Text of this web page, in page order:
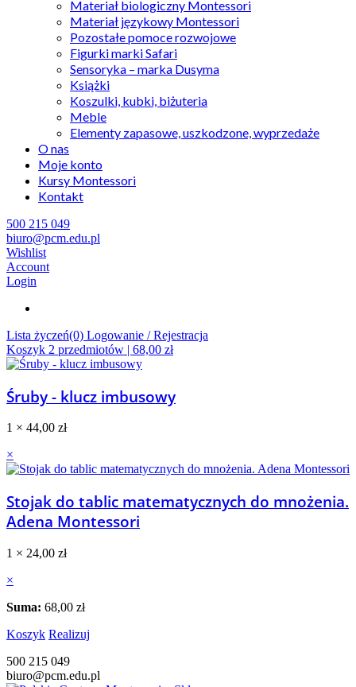
Materiał biologiczny Montessori
Materiał językowy Montessori
Pozostałe pomoce rozwojowe
Figurki marki Safari
Sensoryka – marka Dusyma
Książki
Koszulki, kubki, biżuteria
Meble
Elementy zapasowe, uszkodzone, wyprzedaże
O nas
Moje konto
Kursy Montessori
Kontakt
500 215 049
biuro@pcm.edu.pl
Wishlist
Account
Login
Lista życzeń(0) Logowanie / Rejestracja
Koszyk 2 przedmiotów | 68,00 zł
Śruby - klucz imbusowy
1 × 44,00 zł
×
Stojak do tablic matematycznych do mnożenia.
Adena Montessori
1 × 24,00 zł
×
Suma: 68,00 zł
Koszyk Realizuj
500 215 049
biuro@pcm.edu.pl